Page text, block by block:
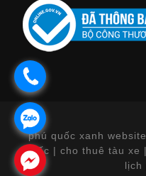
phú quốc xanh
quốc | cho thuê tàu xe
lịch
.
.
.